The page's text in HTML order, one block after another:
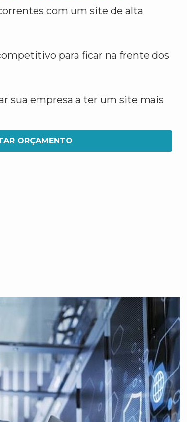
com um site de alta
para ficar na frente dos
sua empresa a ter um site mais
ORÇAMENTO